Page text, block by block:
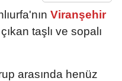
Viranşehir
taşlı ve sopalı
arasında henüz